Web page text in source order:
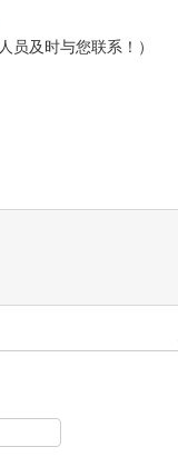
员及时与您联系！）